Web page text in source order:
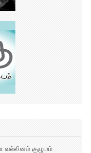
வல்லினம் குழுமம்